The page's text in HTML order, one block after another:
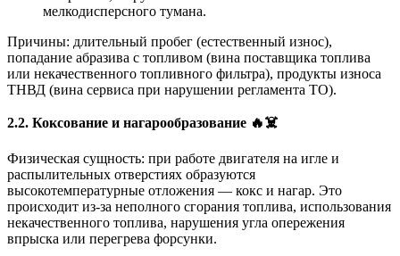
мелкодисперсного тумана.
Причины: длительный пробег (естественный износ),
попадание абразива с топливом (вина поставщика топлива
или некачественного топливного фильтра), продукты износа
ТНВД (вина сервиса при нарушении регламента ТО).
2.2. Коксование и нагарообразование 🔥☠️
Физическая сущность: при работе двигателя на игле и
распылительных отверстиях образуются
высокотемпературные отложения — кокс и нагар. Это
происходит из-за неполного сгорания топлива, использования
некачественного топлива, нарушения угла опережения
впрыска или перегрева форсунки.